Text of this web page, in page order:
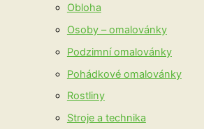
Obloha
Osoby – omalovánky
Podzimní omalovánky
Pohádkové omalovánky
Rostliny
Stroje a technika